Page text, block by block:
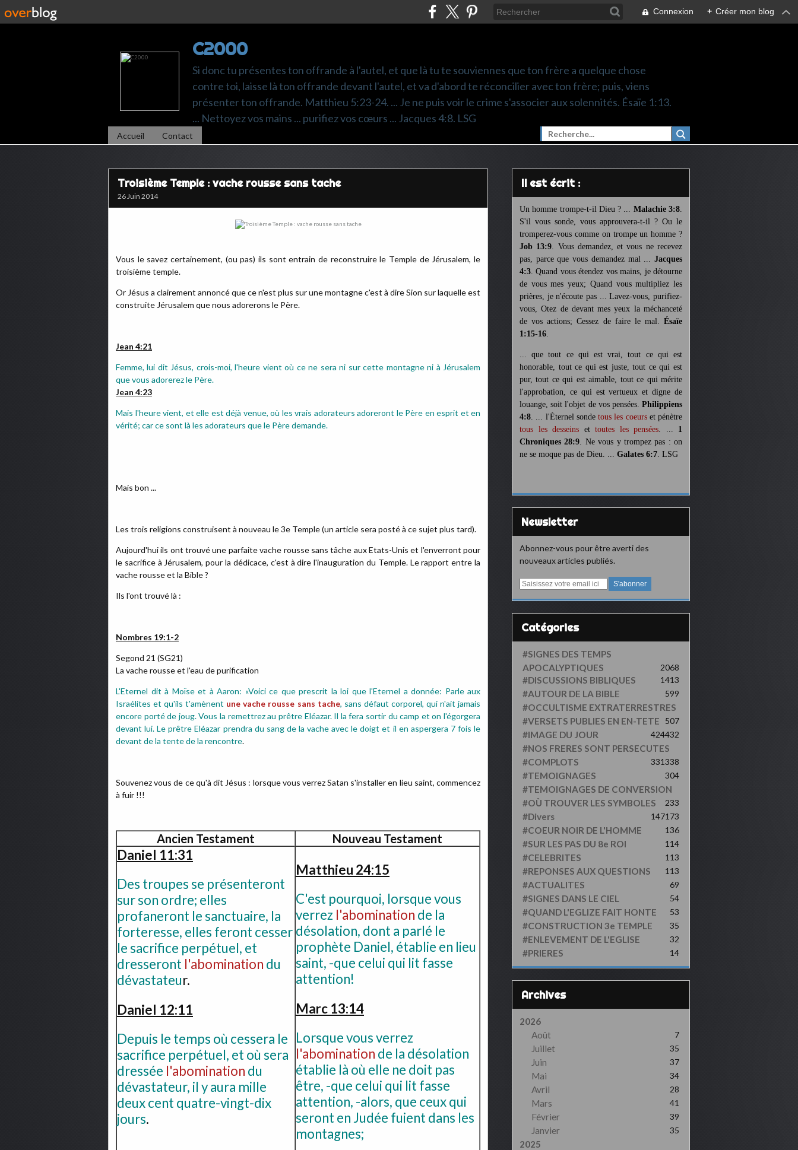
Connexion + Créer mon blog
C2000
Si donc tu présentes ton offrande à l'autel, et que là tu te souviennes que ton frère a quelque chose
contre toi, laisse là ton offrande devant l'autel, et va d'abord te réconcilier avec ton frère; puis, viens
présenter ton offrande. Matthieu 5:23-24. ... Je ne puis voir le crime s'associer aux solennités. Ésaïe 1:13.
... Nettoyez vos mains ... purifiez vos cœurs ... Jacques 4:8. LSG
Accueil Contact
Troisième Temple : vache rousse sans tache
26 Juin 2014
Vous le savez certainement, (ou pas) ils sont entrain de reconstruire le Temple de Jérusalem, le
troisième temple.
Or Jésus a clairement annoncé que ce n'est plus sur une montagne c'est à dire Sion sur laquelle est
construite Jérusalem que nous adorerons le Père.
Jean 4:21
Femme, lui dit Jésus, crois-moi, l'heure vient où ce ne sera ni sur cette montagne ni à Jérusalem
que vous adorerez le Père.
Jean 4:23
Mais l'heure vient, et elle est déjà venue, où les vrais adorateurs adoreront le Père en esprit et en
vérité; car ce sont là les adorateurs que le Père demande.
Mais bon ...
Les trois religions construisent à nouveau le 3e Temple (un article sera posté à ce sujet plus tard).
Aujourd'hui ils ont trouvé une parfaite vache rousse sans tâche aux Etats-Unis et l'enverront pour
le sacrifice à Jérusalem, pour la dédicace, c'est à dire l'inauguration du Temple. Le rapport entre la
vache rousse et la Bible ?
Ils l'ont trouvé là :
Nombres 19:1-2
Segond 21 (SG21)
La vache rousse et l'eau de purification
L'Eternel dit à Moïse et à Aaron: «Voici ce que prescrit la loi que l'Eternel a donnée: Parle aux
Israélites et qu'ils t'amènent une vache rousse sans tache, sans défaut corporel, qui n'ait jamais
encore porté de joug.Vous la remettrez au prêtre Eléazar. Il la fera sortir du camp et on l'égorgera
devant lui.Le prêtre Eléazar prendra du sang de la vache avec le doigt et il en aspergera 7 fois le
devant de la tente de la rencontre.
Souvenez vous de ce qu'à dit Jésus : lorsque vous verrez Satan s'installer en lieu saint, commencez
à fuir !!!
Ancien Testament Nouveau Testament
Daniel 11:31
Des troupes se présenteront
sur son ordre; elles
profaneront le sanctuaire, la
forteresse, elles feront cesser
le sacrifice perpétuel, et
dresseront l'abomination du
dévastateur.
Daniel 12:11
Depuis le temps où cessera le
sacrifice perpétuel, et où sera
dressée l'abomination du
dévastateur, il y aura mille
deux cent quatre-vingt-dix
jours.
Matthieu 24:15
C'est pourquoi, lorsque vous
verrez l'abomination de la
désolation, dont a parlé le
prophète Daniel, établie en lieu
saint, -que celui qui lit fasse
attention!
Marc 13:14
Lorsque vous verrez
l'abomination de la désolation
établie là où elle ne doit pas
être, -que celui qui lit fasse
attention, -alors, que ceux qui
seront en Judée fuient dans les
montagnes;
Il est écrit :
Un homme trompe-t-il Dieu ? ... Malachie 3:8.
S'il vous sonde, vous approuvera-t-il ? Ou le
tromperez-vous comme on trompe un homme ?
Job 13:9. Vous demandez, et vous ne recevez
pas, parce que vous demandez mal ... Jacques
4:3. Quand vous étendez vos mains, je détourne
de vous mes yeux; Quand vous multipliez les
prières, je n'écoute pas ... Lavez-vous, purifiez-
vous, Otez de devant mes yeux la méchanceté
de vos actions; Cessez de faire le mal. Ésaïe
1:15-16.
... que tout ce qui est vrai, tout ce qui est
honorable, tout ce qui est juste, tout ce qui est
pur, tout ce qui est aimable, tout ce qui mérite
l'approbation, ce qui est vertueux et digne de
louange, soit l'objet de vos pensées. Philippiens
4:8. ... l'Éternel sonde tous les coeurset pénètre
tous les desseins et toutes les pensées. ... 1
Chroniques 28:9. Ne vous y trompez pas : on
ne se moque pas de Dieu. ... Galates 6:7. LSG
Newsletter
Abonnez-vous pour être averti des
nouveaux articles publiés.
E
a
i
Catégories
#SIGNES DES TEMPS
APOCALYPTIQUES 2068
#DISCUSSIONS BIBLIQUES 1413
#AUTOUR DE LA BIBLE 599
#OCCULTISME EXTRATERRESTRES
507
#VERSETS PUBLIES EN EN-TETE
432
#IMAGE DU JOUR 424
#NOS FRERES SONT PERSECUTES
338
#COMPLOTS 331
#TEMOIGNAGES 304
#TEMOIGNAGES DE CONVERSION
233
#OÙ TROUVER LES SYMBOLES
173
#Divers 147
#COEUR NOIR DE L'HOMME 136
#SUR LES PAS DU 8e ROI 114
#CELEBRITES 113
#REPONSES AUX QUESTIONS 113
#ACTUALITES 69
#SIGNES DANS LE CIEL 54
#QUAND L'EGLIZE FAIT HONTE 53
#CONSTRUCTION 3e TEMPLE 35
#ENLEVEMENT DE L'EGLISE 32
#PRIERES 14
Archives
2026
Août
7
Juillet 35
Juin 37
Mai 34
Avril 28
Mars 41
Février 39
Janvier 35
2025